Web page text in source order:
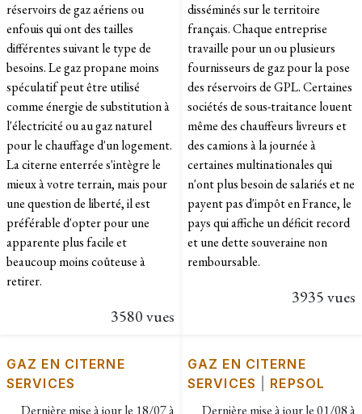
réservoirs de gaz aériens ou
enfouis qui ont des tailles
différentes suivant le type de
besoins. Le gaz propane moins
spéculatif peut être utilisé
comme énergie de substitution à
l'électricité ou au gaz naturel
pour le chauffage d'un logement.
La citerne enterrée s'intègre le
mieux à votre terrain, mais pour
une question de liberté, il est
préférable d'opter pour une
apparente plus facile et
beaucoup moins coûteuse à
retirer.
3580 vues
disséminés sur le territoire
français. Chaque entreprise
travaille pour un ou plusieurs
fournisseurs de gaz pour la pose
des réservoirs de GPL. Certaines
sociétés de sous-traitance louent
même des chauffeurs livreurs et
des camions à la journée à
certaines multinationales qui
n'ont plus besoin de salariés et ne
payent pas d'impôt en France, le
pays qui affiche un déficit record
et une dette souveraine non
remboursable.
3935 vues
GAZ EN CITERNE
SERVICES
Dernière mise à jour le 18/07 à
GAZ EN CITERNE
SERVICES
REPSOL
Dernière mise à jour le01/08 à